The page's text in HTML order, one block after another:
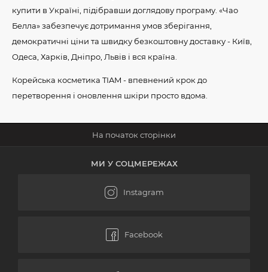
купити в Україні, підібравши доглядову програму. «Чао
Белла» забезпечує дотримання умов зберігання,
демократичні ціни та швидку безкоштовну доставку - Київ,
Одеса, Харків, Дніпро, Львів і вся країна.
Корейська косметика TIAM - впевнений крок до
перетворення і оновлення шкіри просто вдома.
МИ У СОЦМЕРЕЖАХ